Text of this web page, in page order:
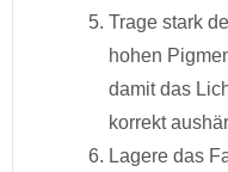
Trage stark
hohen
damit das
korrekt
Lagere das